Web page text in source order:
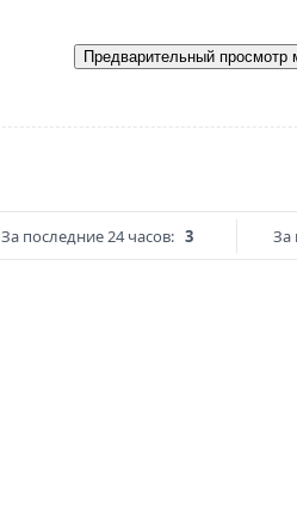
Предварительный просмотр
За последние 24 часов: 3 За